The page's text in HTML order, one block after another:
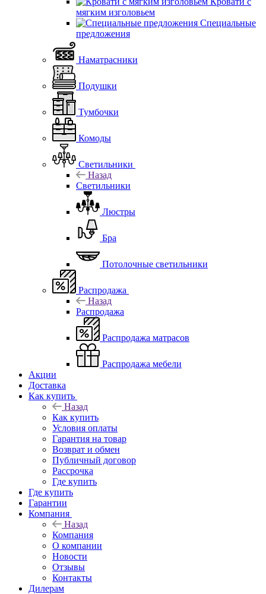
мягким изголовьем
Специальные
предложения
Наматрасники
Подушки
Тумбочки
Комоды
Светильники
Назад
Светильники
Люстры
Бра
Потолочные светильники
Распродажа
Назад
Распродажа
Распродажа матрасов
Распродажа мебели
Акции
Доставка
Как купить
Назад
Как купить
Условия оплаты
Гарантия на товар
Возврат и обмен
Публичный договор
Рассрочка
Где купить
Где купить
Гарантии
Компания
Назад
Компания
О компании
Новости
Отзывы
Контакты
Дилерам